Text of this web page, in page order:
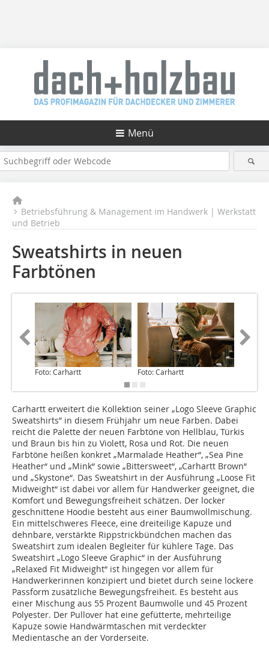
Menü
Betriebsführung & Management im Handwerk | Werkstatt
und Betrieb
Sweatshirts in neuen
Farbtönen
Foto: Carhartt Foto: Carhartt
Carhartt erweitert die Kollektion seiner „Logo Sleeve Graphic
Sweatshirts” in diesem Frühjahr um neue Farben. Dabei
reicht die Palette der neuen Farbtöne von Hellblau, Türkis
und Braun bis hin zu Violett, Rosa und Rot. Die neuen
Farbtöne heißen konkret „Marmalade Heather“, „Sea Pine
Heather“ und „Mink“ sowie „Bittersweet“, „Carhartt Brown“
und „Skystone“. Das Sweatshirt in der Ausführung „Loose Fit
Midweight“ ist dabei vor allem für Handwerker geeignet, die
Komfort und Bewegungsfreiheit schätzen. Der locker
geschnittene Hoodie besteht aus einer Baumwollmischung.
Ein mittelschweres Fleece, eine dreiteilige Kapuze und
dehnbare, verstärkte Ripp­strickbündchen machen das
Sweatshirt zum idealen Begleiter für kühlere Ta­ge. Das
Sweatshirt „Logo Sleeve Graphic“ in der Ausführung
„Relaxed Fit Midweight“ ist hingegen vor allem für
Handwerkerinnen konzipiert und bietet durch seine lockere
Passform zusätzliche Bewegungsfreiheit. Es besteht aus
einer Mischung aus 55 Prozent Baumwolle und 45 Prozent
Polyester. Der Pullover hat eine gefütterte, mehrteilige
Kapuze sowie Handwärmtaschen mit verdeckter
Medientasche an der Vorderseite.